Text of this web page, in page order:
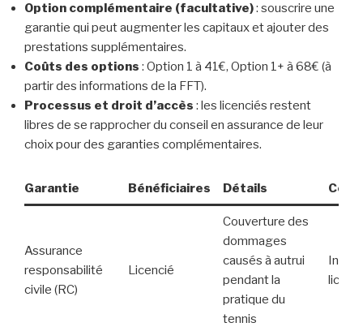
Option complémentaire (facultative): souscrire une
garantie qui peut augmenter les capitaux et ajouter des
prestations supplémentaires.
Coûts des options : Option 1 à 41€, Option 1+ à 68€ (à
partir des informations de la FFT).
Processus et droit d’accès : les licenciés restent
libres de se rapprocher du conseil en assurance de leur
choix pour des garanties complémentaires.
Garantie Bénéficiaires Détails
Assurance
responsabilité
civile (RC)
Licencié
Couverture des
dommages
causés à autrui
pendant la
pratique du
tennis
Inclus